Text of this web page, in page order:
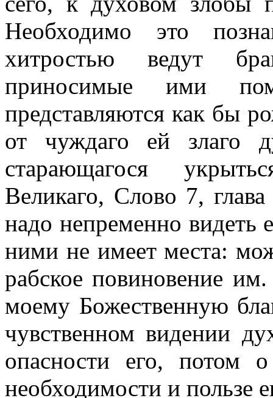
Необходимо это
хитростью ведут
приносимые ими
представляются как бы
от чуждаго ей злаго
старающагося
Великаго, Слово 7,
надо непременно видеть
ними не имеет места:
рабское повиновение
моему Божественную
чувственном видении
опасности его, потом
необходимости и пользе